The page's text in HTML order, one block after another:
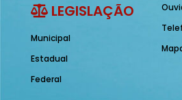
LEGISLAÇÃO
Municipal
Estadual
Federal